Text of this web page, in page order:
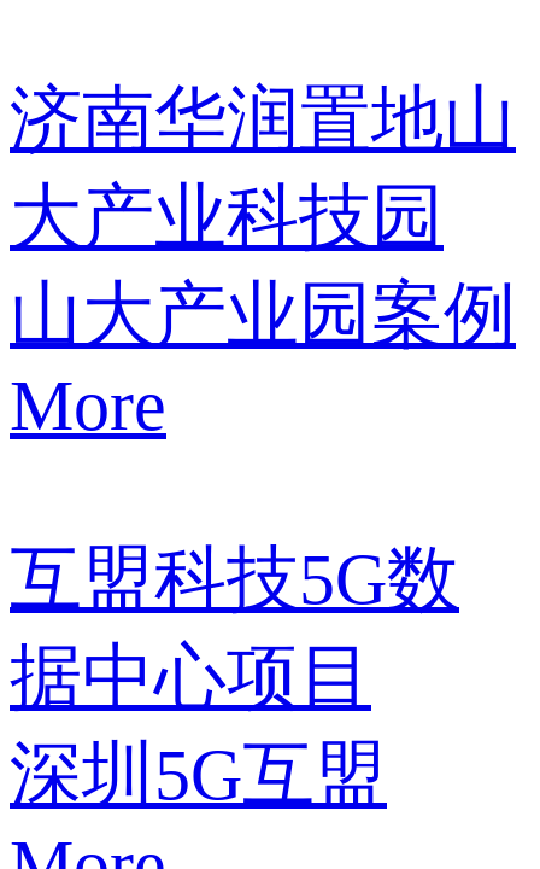
济南华润置地山
大产业科技园
山大产业园案例
More
互盟科技5G数
据中心项目
深圳5G互盟